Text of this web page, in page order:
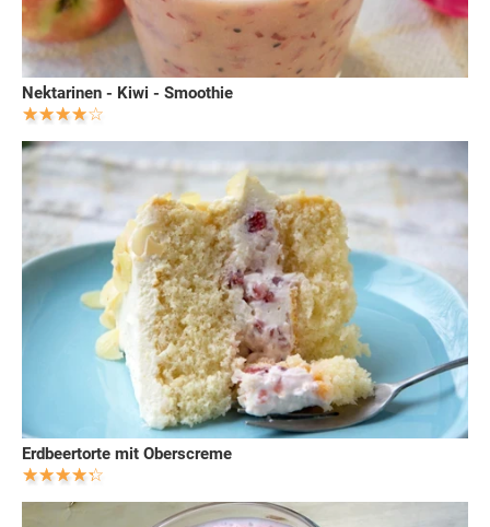
Nektarinen - Kiwi - Smoothie
Erdbeertorte mit Oberscreme